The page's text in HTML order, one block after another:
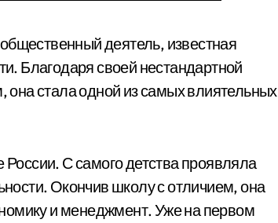
деятель, известная
Благодаря своей нестандартной
стала одной из самых влиятельных
С самого детства проявляла
Окончив школу с отличием, она
и менеджмент. Уже на первом